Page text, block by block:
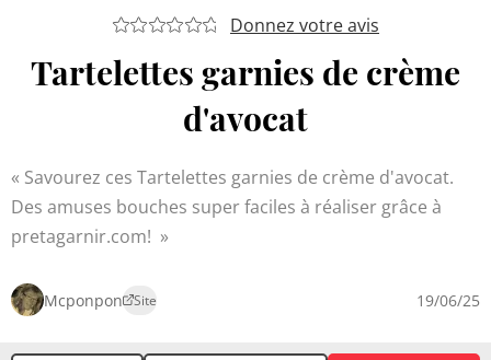
Donnez votre avis
Tartelettes garnies de crème
d'avocat
Savourez ces Tartelettes garnies de crème d'avocat.
Des amuses bouches super faciles à réaliser grâce à
pretagarnir.com!
Mcponpon Site 19/06/25